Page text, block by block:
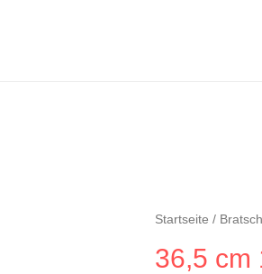
Startseite /
36,5 cm